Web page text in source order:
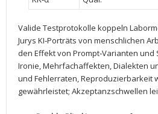
Valide Testprotokolle koppeln
Jurys KI‑Porträts von menschlichen
den Effekt von⁢ Prompt‑Varianten
Ironie, Mehrfachaffekten, Dialekten⁤
‍und Fehlerraten, Reproduzierbarkeit
gewährleistet; Akzeptanzschwellen